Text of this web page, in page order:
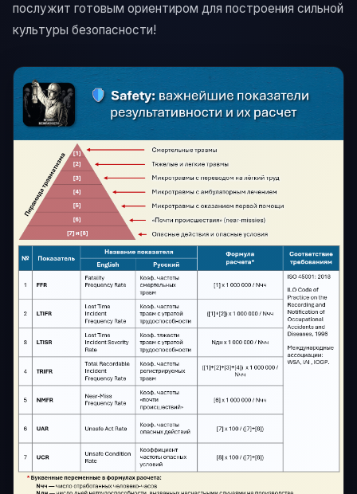
послужит готовым ориентиром для построения сильной
культуры безопасности!